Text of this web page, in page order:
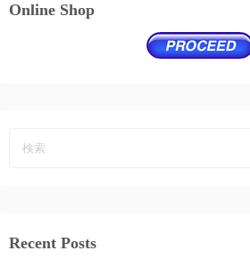
Online Shop
Recent Posts